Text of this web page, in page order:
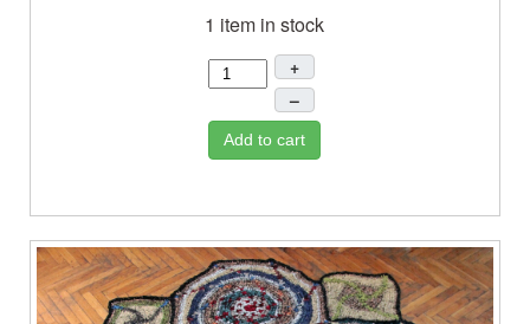
1 item in stock
+
–
Add to cart